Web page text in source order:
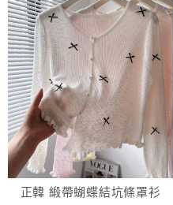
正韓 緞帶蝴蝶結坑條罩衫